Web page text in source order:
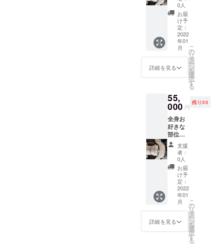
すこと
を予め
ご了承
くださ
い。」
恐れ入
ります
が、当
該行為
係るト
ラブル
生した
場合
も、弊
社では
責任を
負いか
ねます
ため、
上記ご
了承い
ただき
ますよ
うお願
いいた
部位お
試し1回
コース
当日ご
入会さ
れる場
合入会
金0円
御礼
メール
づく医
療、診
療行為
ではご
ざいま
せん。
効果に
は個人
差がご
ざいま
すこと
を予め
ご了承
くださ
い。」
恐れ入
ります
0人
お届
け予
定：
2022
年01
月
詳細を見る
こ
の
リ
タ
ー
ン
を
選
択
す
る
55,
000 円
残り30
全身お
好きな
部位全
て無料1
回 当日
入会さ
れる場
合入会
金0円
御礼
メール
※ 「法
令に基
づく医
療、診
支援
者：
0人
お届
け予
定：
2022
年01
月
詳細を見る
こ
の
リ
タ
ー
ン
を
選
択
す
る